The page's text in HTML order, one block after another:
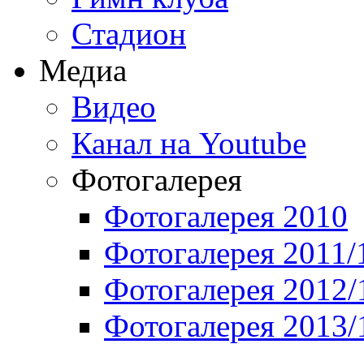
Стадион
Медиа
Видео
Канал на Youtube
Фотогалерея
Фотогалерея 2010
Фотогалерея 2011/
Фотогалерея
Фотогалерея